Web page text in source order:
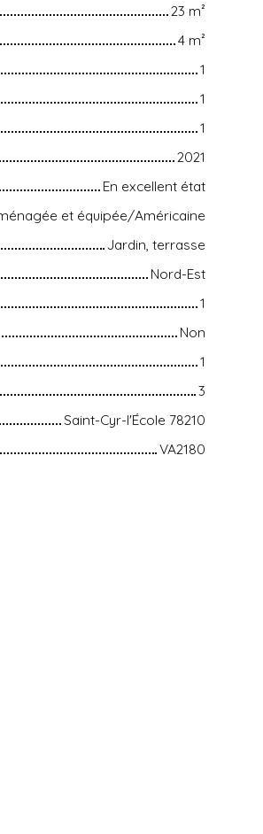
23 m²
4 m²
1
1
1
2021
En excellent état
et équipée/Américaine
Jardin, terrasse
Nord-Est
1
Non
1
3
Saint-Cyr-l'École 78210
VA2180